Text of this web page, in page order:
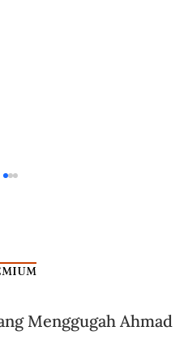
Palestina
Menggugah Ahmad